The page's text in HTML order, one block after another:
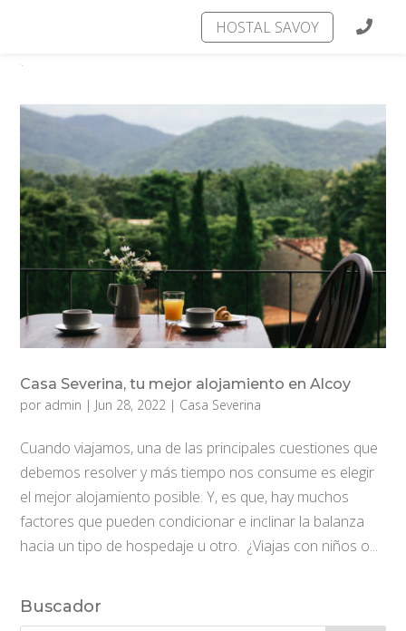
HOSTAL SAVOY
Casa Severina, tu mejor alojamiento en Alcoy
por admin | Jun 28, 2022 | Casa Severina
Cuando viajamos, una de las principales cuestiones que
debemos resolver y más tiempo nos consume es elegir
el mejor alojamiento posible. Y, es que, hay muchos
factores que pueden condicionar e inclinar la balanza
hacia un tipo de hospedaje u otro. ¿Viajas con niños o...
Buscador